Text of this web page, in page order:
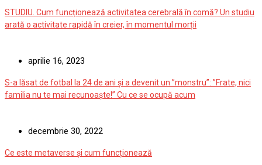
STUDIU. Cum funcționează activitatea cerebrală în comă? Un studiu
arată o activitate rapidă în creier, în momentul morții
aprilie 16, 2023
S-a lăsat de fotbal la 24 de ani și a devenit un ”monstru”: ”Frate, nici
familia nu te mai recunoaște!” Cu ce se ocupă acum
decembrie 30, 2022
Ce este metaverse și cum funcționează